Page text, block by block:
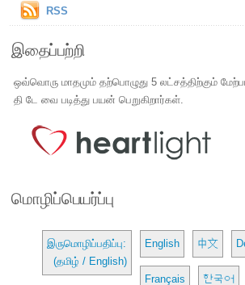
RSS
இதைப்பற்றி
ஒவ்வொரு மாதமும் தற்பொழுது 5 லட்சத்திற்கும்
தி டே வை படித்து பயன் பெறுகிறார்கள்.
மொழிப்பெயர்ப்பு
இருமொழிப்பதிப்பு:
(தமிழ் / English)
English 中文
Français 한국어